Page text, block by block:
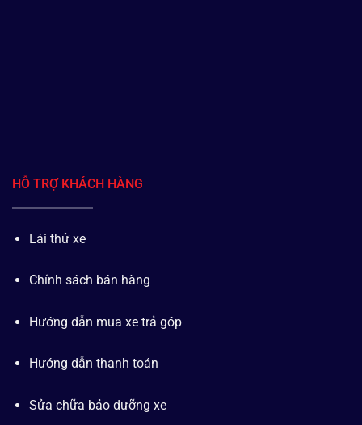
HỖ TRỢ KHÁCH HÀNG
Lái thử xe
Chính sách bán hàng
Hướng dẫn mua xe trả góp
Hướng dẫn thanh toán
Sửa chữa bảo dưỡng xe